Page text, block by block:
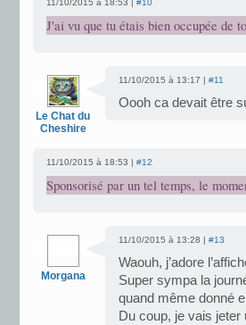
11/10/2015 à 18:53 | #10
J'ai vu que tu étais bien occupée de
Le Chat du
Cheshire
11/10/2015 à 13:17 | #11
Oooh ca devait être
11/10/2015 à 18:53 | #12
Sponsorisé par un tel temps, le
Morgana
11/10/2015 à 13:28 | #13
Waouh, j’adore
Super sympa la
quand même donné
Du coup, je vais